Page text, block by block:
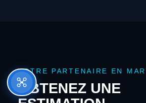
VOTRE PARTENAIRE EN
OBTENEZ UNE